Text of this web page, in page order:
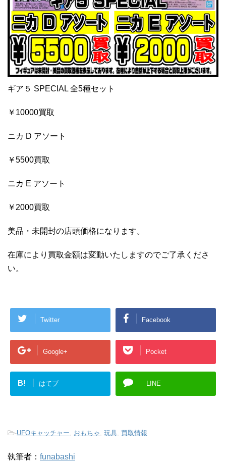
ギア５ SPECIAL 全5種セット
￥10000買取
ニカ D アソート
￥5500買取
ニカ E アソート
￥2000買取
美品・未開封の店頭価格になります。
在庫により買取金額は変動いたしますのでご了承くださ
い。
Twitter Facebook
Google+ Pocket
B! はてブ LINE
-UFOキャッチャー おもちゃ 玩具 買取情報
執筆者： funabashi